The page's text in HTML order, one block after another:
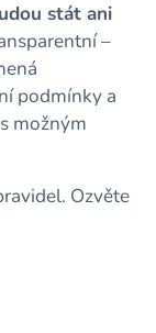
stát ani
–
podmínky a
možným
Ozvěte